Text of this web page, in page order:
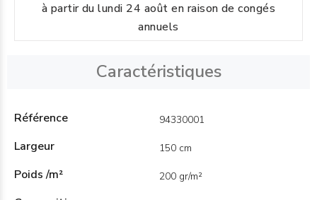
à partir du lundi 24 août en raison de congés
annuels
Caractéristiques
Référence 94330001
Largeur 150 cm
Poids /m² 200 gr/m²